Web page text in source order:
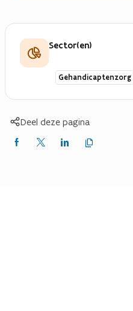
Sector(en)
Gehandicaptenzorg
Deel deze pagina
Delen
Delen
Delen
link